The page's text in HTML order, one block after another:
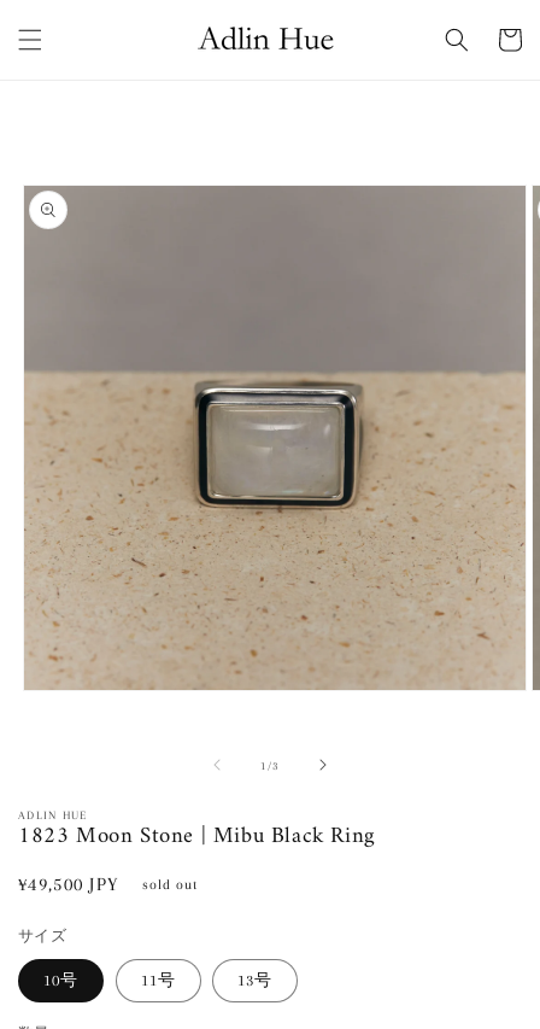
ンツに
進む
ー
商品情
報にス
キップ
メ
デ
ア
(1)
開
く
1 /の3
ADLIN HUE
1823 Moon Stone | Mibu Black Ring
通
価
格
¥49,500 JPY sold out
サイズ
10号 11号 13号